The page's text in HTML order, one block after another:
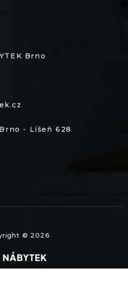
Brno
- Líšeň 628
© 2026